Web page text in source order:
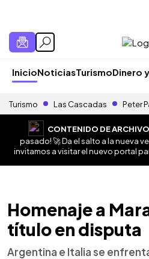
InicioNoticiasTurismoDinero
Turismo Las Cascadas Peter
CONTENIDO DE
pasado! 🚀 Da el salto a la nueva
invitamos a visitar el nuevo portal
Homenaje a
título en disputa
Argentina e Italia se